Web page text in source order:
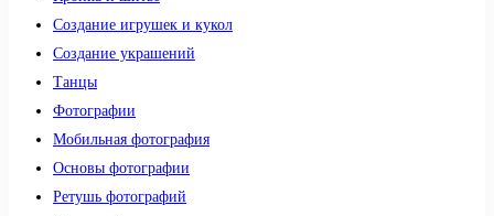
Создание игрушек и кукол
Создание украшений
Танцы
Фотографии
Мобильная фотография
Основы фотографии
Ретушь фотографий